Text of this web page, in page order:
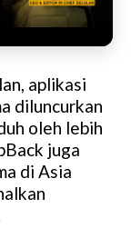
aplikasi
diluncurkan
oleh lebih
juga
di Asia